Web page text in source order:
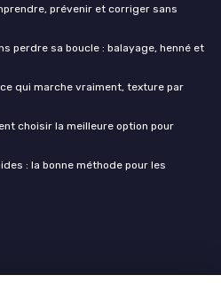
prévenir et corriger sans
perdre sa boucle : balayage, henné et
qui marche vraiment, texture par
choisir la meilleure option pour
: la bonne méthode pour les